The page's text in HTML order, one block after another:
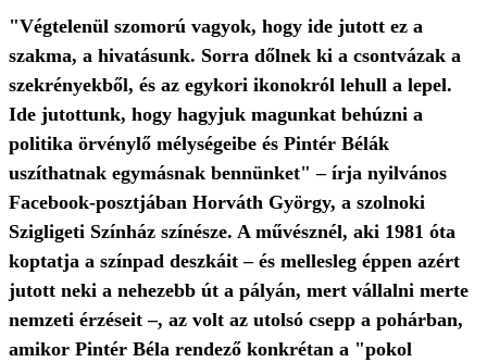
"Végtelenül szomorú vagyok, hogy ide jutott ez a
szakma, a hivatásunk. Sorra dőlnek ki a csontvázak a
szekrényekből, és az egykori ikonokról lehull a lepel.
Ide jutottunk, hogy hagyjuk magunkat behúzni a
politika örvénylő mélységeibe és Pintér Bélák
uszíthatnak egymásnak bennünket" – írja nyilvános
Facebook-posztjában Horváth György, a szolnoki
Szigligeti Színház színésze. A művésznél, aki 1981 óta
koptatja a színpad deszkáit – és mellesleg éppen azért
jutott neki a nehezebb út a pályán, mert vállalni merte
nemzeti érzéseit –, az volt az utolsó csepp a pohárban,
amikor Pintér Béla rendező konkrétan a "pokol